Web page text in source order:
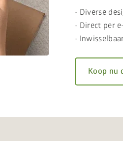
• Diverse
• Direct per
•
Koop nu